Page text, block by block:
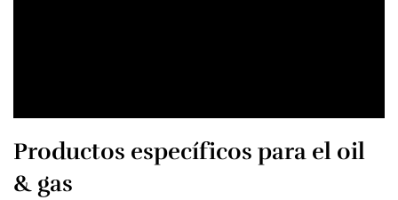
Productos específicos para el oil
& gas